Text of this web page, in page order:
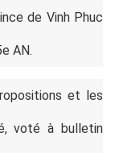
de Vinh Phuc
AN.
et les
voté à bulletin